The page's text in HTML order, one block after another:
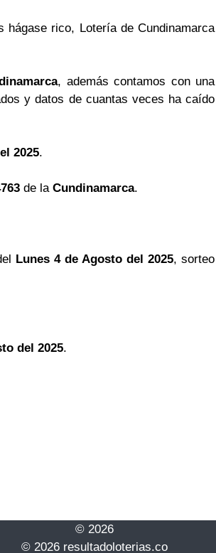
rico, Lotería de Cundinamarca
, además contamos con una
y datos de cuantas veces ha caído
2025.
de la Cundinamarca.
Lunes 4 de Agosto del 2025, sorteo
del 2025.
© 2026
© 2026 resultadoloterias.co